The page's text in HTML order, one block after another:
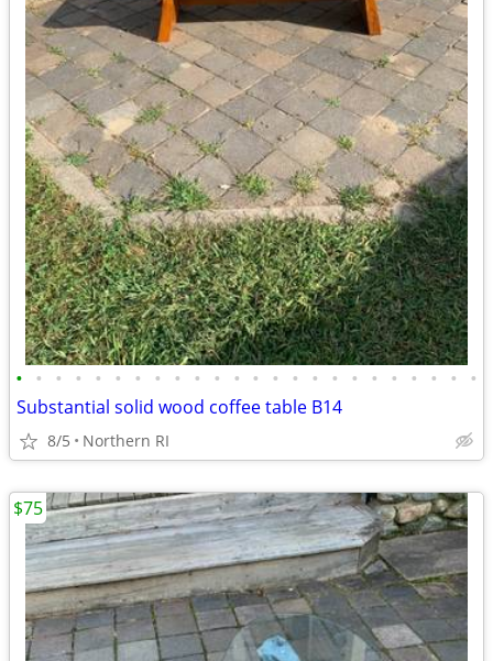
• • • • • • • • • • • • • • • • • • • • • • • •
Substantial solid wood coffee table B14
8/5 Northern RI
$75